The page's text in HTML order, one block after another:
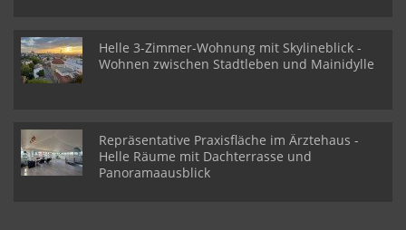
Helle 3-Zimmer-Wohnung mit Skylineblick -
Wohnen zwischen Stadtleben und Mainidylle
Repräsentative Praxisfläche im Ärztehaus -
Helle Räume mit Dachterrasse und
Panoramaausblick